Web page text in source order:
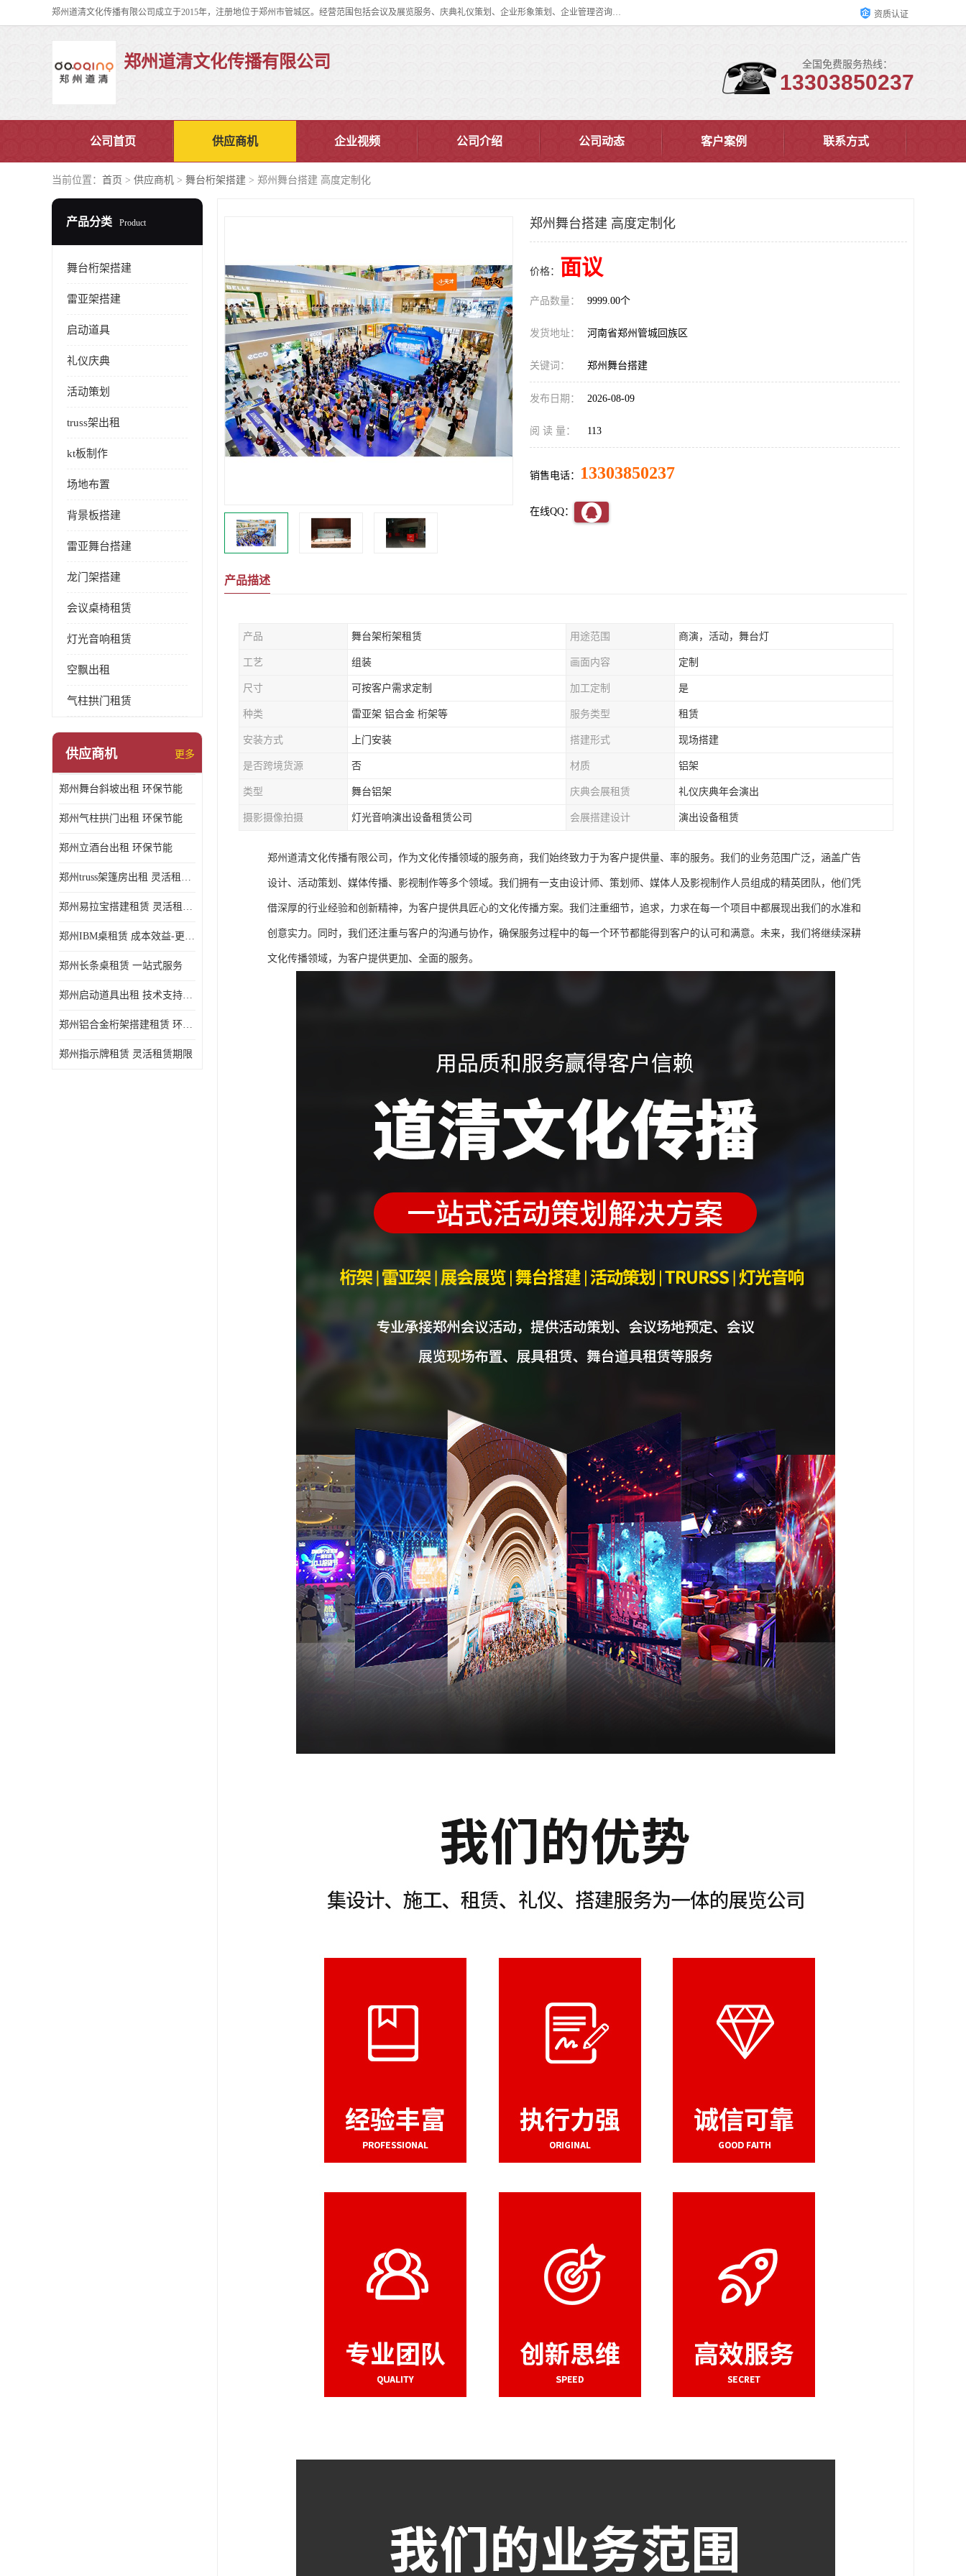
郑州道清文化传播有限公司成立于2015年，注册地位于郑州市管城区。经营范围包括会议及展览服务、庆典礼仪策划、企业形象策划、企业管理咨询、计算机图文设计、制作等。主要产品服务有：舞台桁架搭建，背景板搭建，灯光音响，雷亚舞台搭建、龙门架搭建、会议桌椅租赁、灯光音响租赁、空飘出租、气柱拱门租赁、喷绘写真制作、kt板制作。 资质认证
郑州道清文化传播有限公司 全国免费服务热线：
13303850237
公司首页 供应商机 企业视频 公司介绍 公司动态 客户案例 联系方式
当前位置： 首页 > 供应商机 > 舞台桁架搭建 > 郑州舞台搭建 高度定制化
产品分类 Product
舞台桁架搭建
雷亚架搭建
启动道具
礼仪庆典
活动策划
truss架出租
kt板制作
场地布置
背景板搭建
雷亚舞台搭建
龙门架搭建
会议桌椅租赁
灯光音响租赁
空飘出租
气柱拱门租赁
供应商机 更多
郑州舞台斜坡出租 环保节能
郑州气柱拱门出租 环保节能
郑州立酒台出租 环保节能
郑州truss架篷房出租 灵活租赁期限
郑州易拉宝搭建租赁 灵活租赁期限
郑州IBM桌租赁 成本效益-更具经济性和实用性
郑州长条桌租赁 一站式服务
郑州启动道具出租 技术支持与现场服务
郑州铝合金桁架搭建租赁 环保节能
郑州指示牌租赁 灵活租赁期限
郑州舞台搭建 高度定制化
价格： 面议
产品数量： 9999.00个
发货地址： 河南省郑州管城回族区
关键词： 郑州舞台搭建
发布日期： 2026-08-09
阅 读 量： 113
销售电话： 13303850237
在线QQ：
产品描述
产品 舞台架桁架租赁 用途范围 商演，活动，舞台灯
工艺 组装 画面内容 定制
尺寸 可按客户需求定制 加工定制 是
种类 雷亚架 铝合金 桁架等 服务类型 租赁
安装方式 上门安装 搭建形式 现场搭建
是否跨境货源 否 材质 铝架
类型 舞台铝架 庆典会展租赁 礼仪庆典年会演出
摄影摄像拍摄 灯光音响演出设备租赁公司 会展搭建设计 演出设备租赁
郑州道清文化传播有限公司，作为文化传播领域的服务商，我们始终致力于为客户提供量、率的服务。我们的业务范围广泛，涵盖广告
设计、活动策划、媒体传播、影视制作等多个领域。我们拥有一支由设计师、策划师、媒体人及影视制作人员组成的精英团队，他们凭
借深厚的行业经验和创新精神，为客户提供具匠心的文化传播方案。我们注重细节，追求，力求在每一个项目中都展现出我们的水准和
创意实力。同时，我们还注重与客户的沟通与协作，确保服务过程中的每一个环节都能得到客户的认可和满意。未来，我们将继续深耕
文化传播领域，为客户提供更加、全面的服务。